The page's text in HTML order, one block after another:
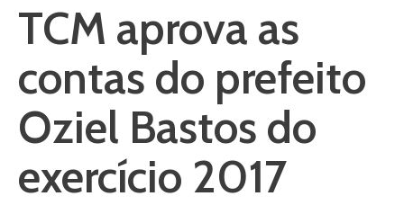
TCM aprova as
contas do prefeito
Oziel Bastos do
exercício 2017